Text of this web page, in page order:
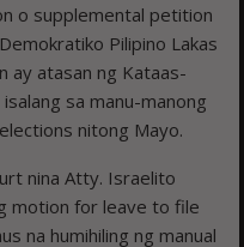
o supplemental petition
Pilipino Lakas
ay atasan ng Kataas-
sa manu-manong
nitong Mayo.
nina Atty. Israelito
motion for leave to file
na humihiling ng manual